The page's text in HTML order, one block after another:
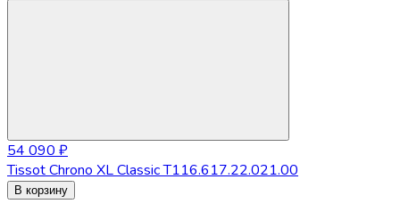
54 090 ₽
Tissot Chrono XL Classic T116.617.22.021.00
В корзину